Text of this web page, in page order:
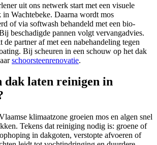
uit ons netwerk start met een visuele
Wachtebeke. Daarna wordt mos
of via softwash behandeld met een bio-
beschadigde pannen volgt vervangadvies.
partner af met een nabehandeling tegen
Bij scheuren in een schouw op het dak
schoorsteenrenovatie.
dak laten reinigen in
klimaatzone groeien mos en algen snel
Tekens dat reiniging nodig is: groene of
in dakgoten, verstopte afvoeren of